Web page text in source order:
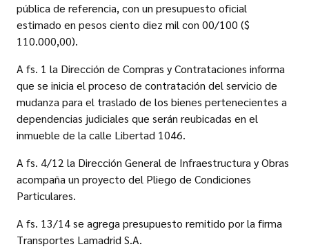
pública de referencia, con un presupuesto oficial
estimado en pesos ciento diez mil con 00/100 ($
110.000,00).
A fs. 1 la Dirección de Compras y Contrataciones informa
que se inicia el proceso de contratación del servicio de
mudanza para el traslado de los bienes pertenecientes a
dependencias judiciales que serán reubicadas en el
inmueble de la calle Libertad 1046.
A fs. 4/12 la Dirección General de Infraestructura y Obras
acompaña un proyecto del Pliego de Condiciones
Particulares.
A fs. 13/14 se agrega presupuesto remitido por la firma
Transportes Lamadrid S.A.